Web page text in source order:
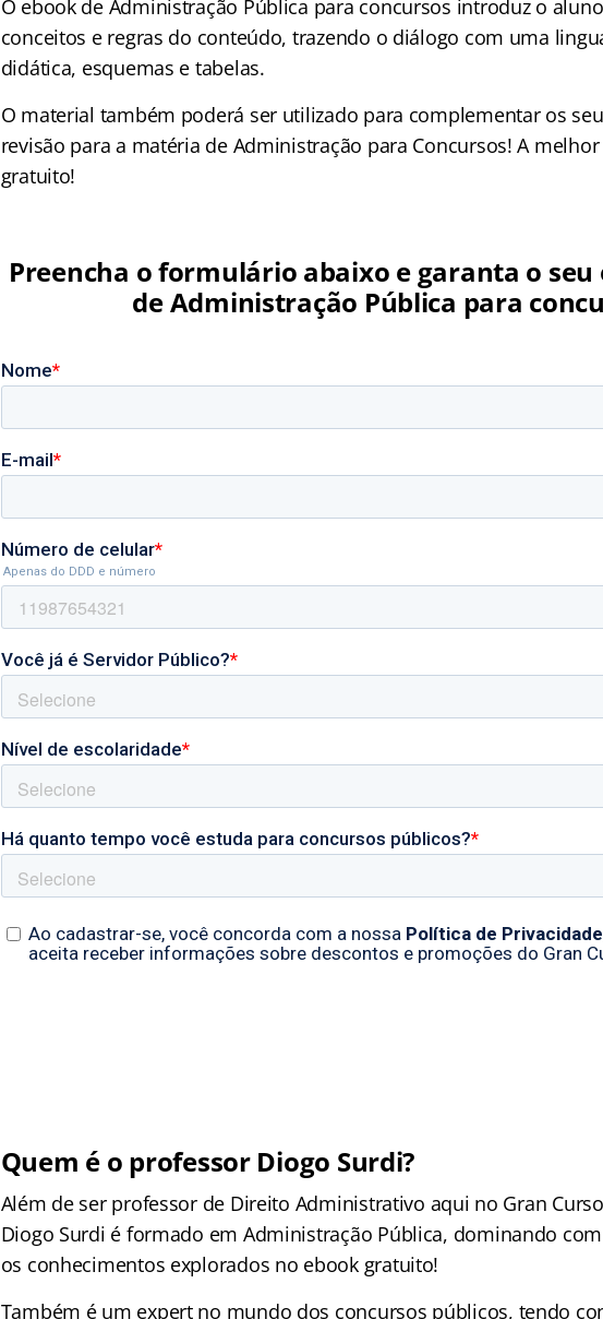
O ebook de Administração Pública para concursos introduz o
conceitos e regras do conteúdo, trazendo o diálogo com uma
didática, esquemas e tabelas.
O material também poderá ser utilizado para complementar os
revisão para a matéria de Administração para Concursos! A melhor
gratuito!
Preencha o formulário abaixo e garanta o
de Administração Pública para
Quem é o professor Diogo Surdi?
Além de ser professor de Direito Administrativo aqui no Gran
Diogo Surdi é formado em Administração Pública, dominando
os conhecimentos explorados no ebook gratuito!
Também é um expert no mundo dos concursos públicos, tendo